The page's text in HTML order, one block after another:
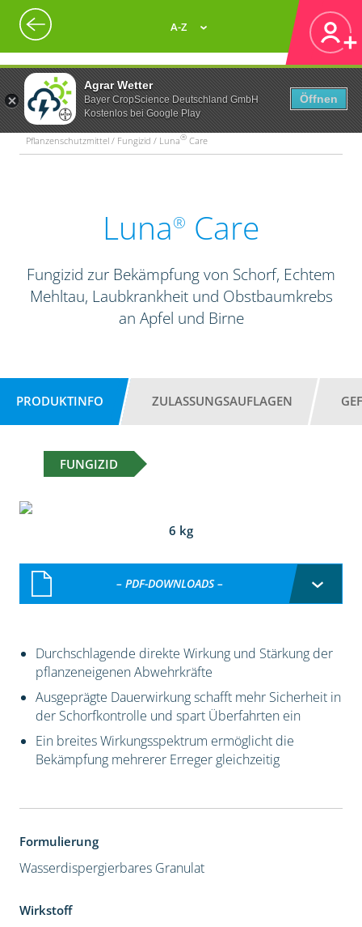
Agrar Wetter
Bayer CropScience Deutschland GmbH
Kostenlos bei Google Play
Öffnen
A-Z
Pflanzenschutzmittel / Fungizid / Luna® Care
Luna® Care
Fungizid zur Bekämpfung von Schorf, Echtem
Mehltau, Laubkrankheit und Obstbaumkrebs
an Apfel und Birne
PRODUKTINFO ZULASSUNGSAUFLAGEN
FUNGIZID
6 kg
– PDF-DOWNLOADS –
Durchschlagende direkte Wirkung und Stärkung der
pflanzeneigenen Abwehrkräfte
Ausgeprägte Dauerwirkung schafft mehr Sicherheit in
der Schorfkontrolle und spart Überfahrten ein
Ein breites Wirkungsspektrum ermöglicht die
Bekämpfung mehrerer Erreger gleichzeitig
Formulierung
Wasserdispergierbares Granulat
Wirkstoff